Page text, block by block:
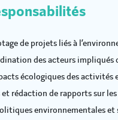
de projets liés à
des acteurs impliqués
écologiques des
rédaction de rapports sur
environnementales